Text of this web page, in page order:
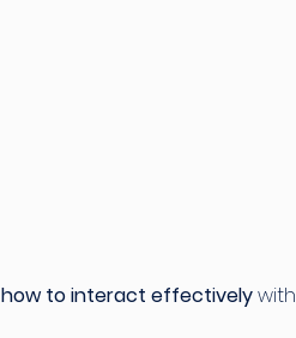
how to interact effectively with